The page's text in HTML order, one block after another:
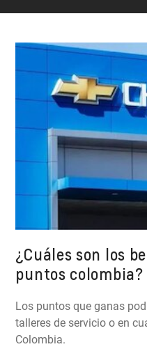
¿Cuáles son los
puntos colombia?
Los puntos que ganas
talleres de servicio o en
Colombia.